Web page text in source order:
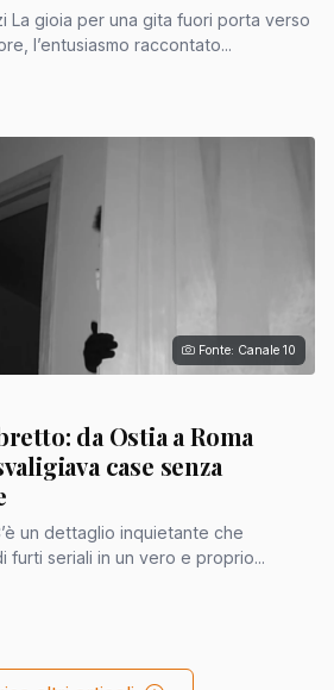
l’entusiasmo raccontato...
Fonte: Canale 10
da Ostia a Roma
case senza
furti seriali in un vero e proprio...